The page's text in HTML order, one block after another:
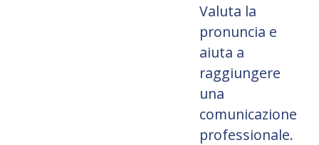
Valuta la
pronuncia e
aiuta a
raggiungere
una
comunicazione
professionale.